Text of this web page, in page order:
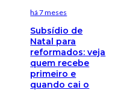
há 7 meses
Subsídio de
Natal para
reformados: veja
quem recebe
primeiro e
quando cai o